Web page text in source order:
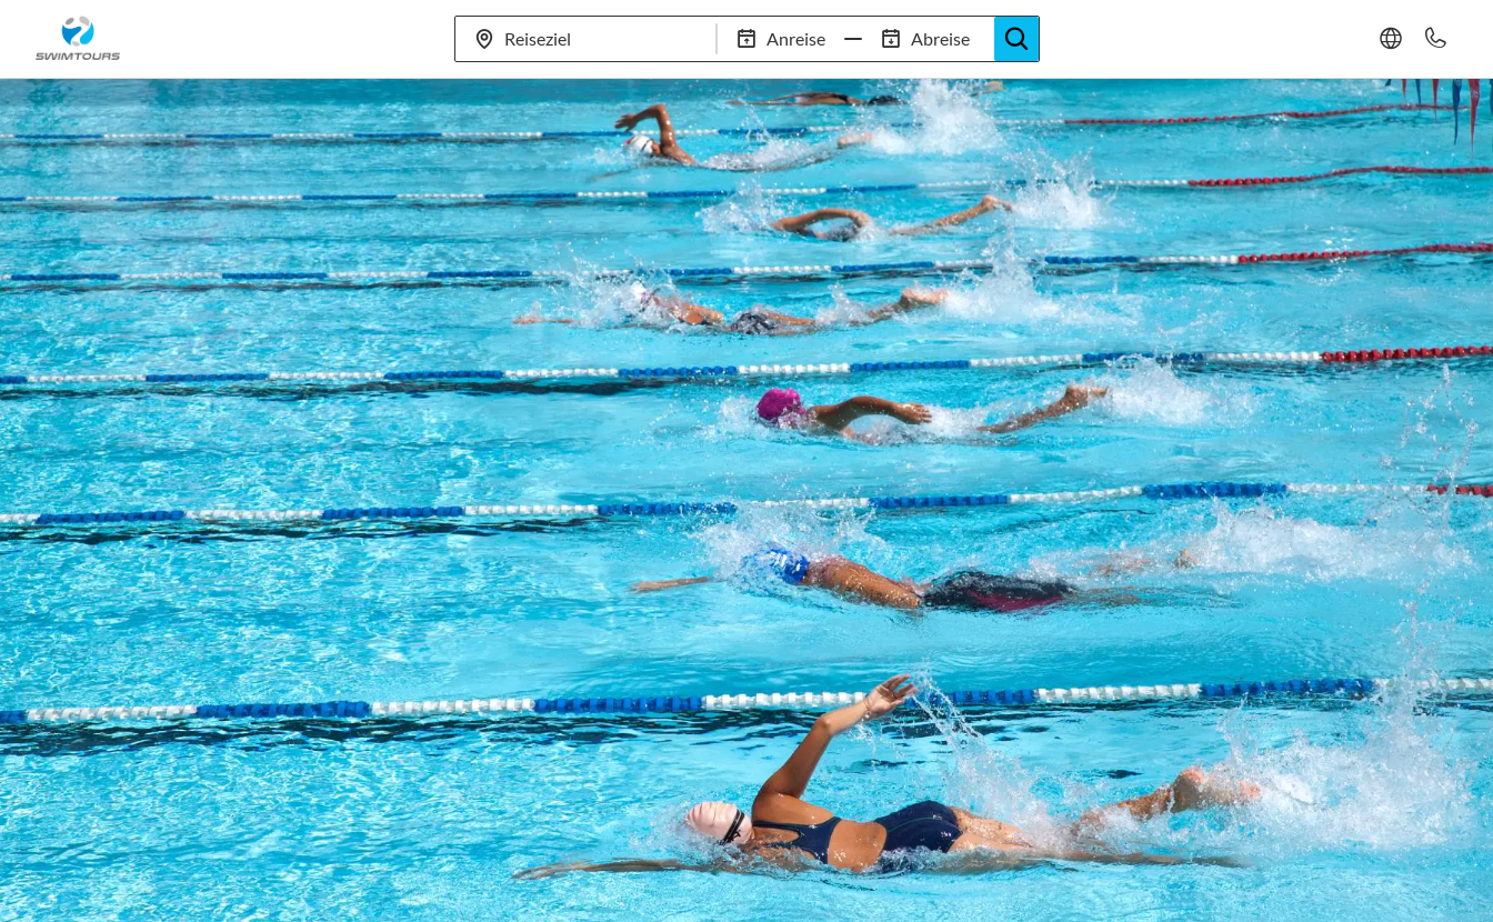
Anreise Abreise
Mehr als 80 Standorte 97,8% Weiterempfehlungsrate 20+ Jahre Trainingslager-Expertise